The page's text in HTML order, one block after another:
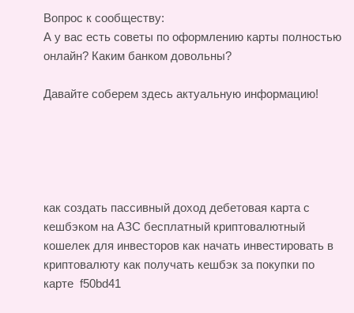
Вопрос к сообществу:
А у вас есть советы по оформлению карты полностью
онлайн? Каким банком довольны?
Давайте соберем здесь актуальную информацию!
как создать пассивный доход дебетовая карта с
кешбэком на АЗС бесплатный криптовалютный
кошелек для инвесторов как начать инвестировать в
криптовалюту как получать кешбэк за покупки по
карте f50bd41